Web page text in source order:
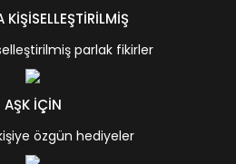
parlak fikirler
AŞK İÇİN
özgün hediyeler